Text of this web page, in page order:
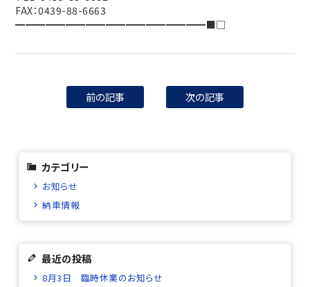
FAX：0439-88-6663
━━━━━━━━━━━━━━━━━━━■□
前の記事 次の記事
カテゴリー
お知らせ
納車情報
最近の投稿
8月3日 臨時休業のお知らせ